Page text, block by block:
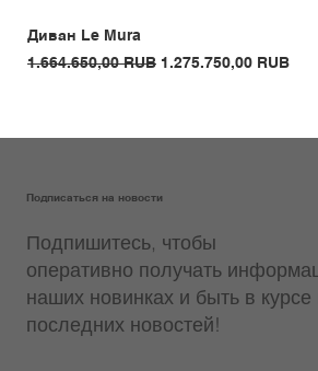
Диван Le Mura
Обычная цена
1.664.650,00 RUB Цена со скидкой
1.275.750,00 RUB
Подписаться на новости
Подпишитесь, чтобы
оперативно получать
наших новинках и быть в курсе
последних новостей!